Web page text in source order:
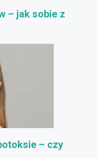
– jak sobie z
– czy